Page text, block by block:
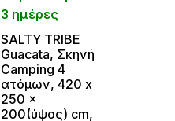
3 ημέρες
SALTY TRIBE
Guacata, Σκηνή
Camping 4
ατόμων, 420 x
250 x
200(ύψος) cm,